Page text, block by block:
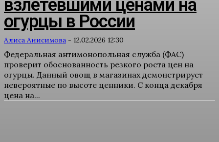
взлетевшими ценами на
огурцы в России
Алиса Анисимова - 12.02.2026 12:30
Федеральная антимонопольная служба (ФАС)
проверит обоснованность резкого роста цен на
огурцы. Данный овощ в магазинах демонстрирует
невероятные по высоте ценники. С конца декабря
цена на...